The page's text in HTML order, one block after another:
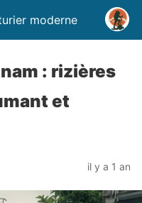
moderne
: rizières
et
il y a 1 an